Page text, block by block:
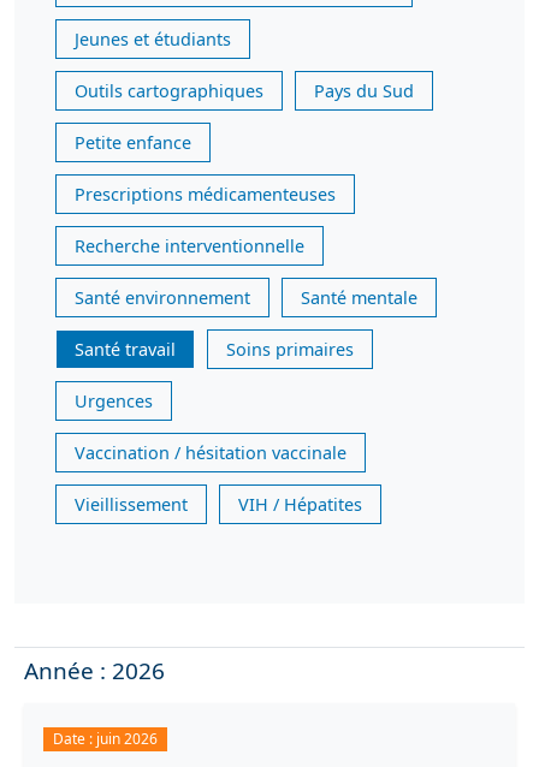
Jeunes et étudiants
Outils cartographiques Pays du Sud
Petite enfance
Prescriptions médicamenteuses
Recherche interventionnelle
Santé environnement Santé mentale
Santé travail Soins primaires
Urgences
Vaccination / hésitation vaccinale
Vieillissement VIH / Hépatites
Année : 2026
Date : juin 2026